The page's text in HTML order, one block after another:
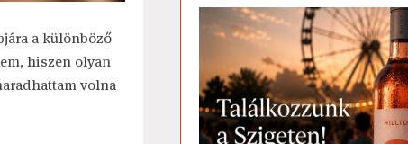
a különböző
hiszen olyan
volna